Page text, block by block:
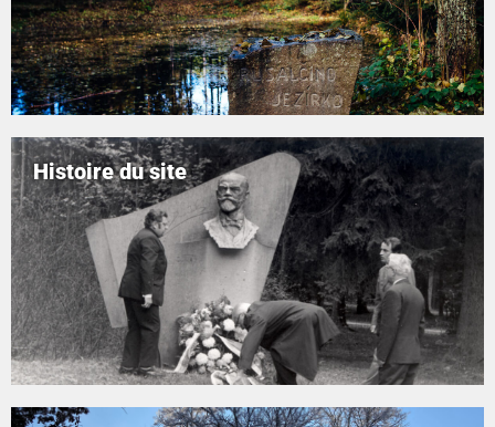
Histoire du site